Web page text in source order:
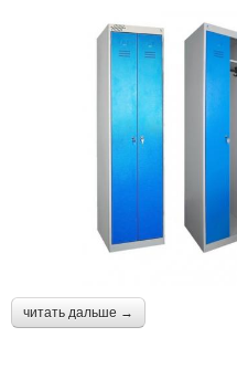
читать дальше →